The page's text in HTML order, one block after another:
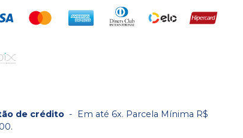
de crédito - Em até 6x. Parcela Mínima R$